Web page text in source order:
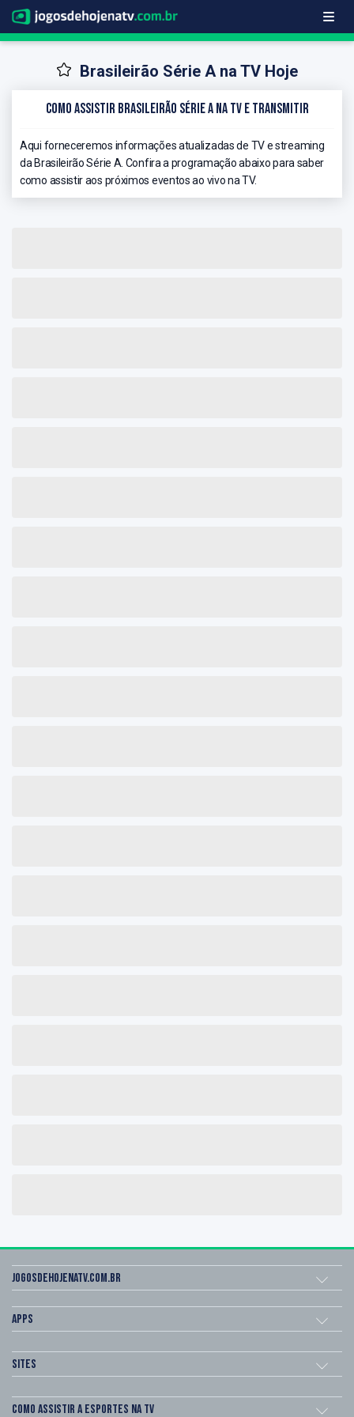
Brasileirão Série A na TV Hoje
Como Assistir Brasileirão Série A na TV e Transmitir
Aqui forneceremos informações atualizadas de TV e streaming
da Brasileirão Série A. Confira a programação abaixo para saber
como assistir aos próximos eventos ao vivo na TV.
Jogosdehojenatv.com.br
Apps
Sites
Como assistir a esportes na TV